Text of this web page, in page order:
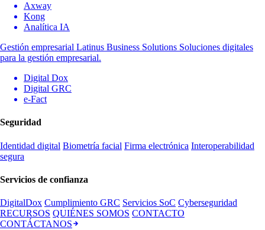
Axway
Kong
Analítica IA
Gestión empresarial Latinus Business Solutions Soluciones digitales
para la gestión empresarial.
Digital Dox
Digital GRC
e-Fact
Seguridad
Identidad digital Biometría facial Firma electrónica Interoperabilidad
segura
Servicios de confianza
DigitalDox Cumplimiento GRC Servicios SoC Cyberseguridad
RECURSOS QUIÉNES SOMOS CONTACTO
CONTÁCTANOS